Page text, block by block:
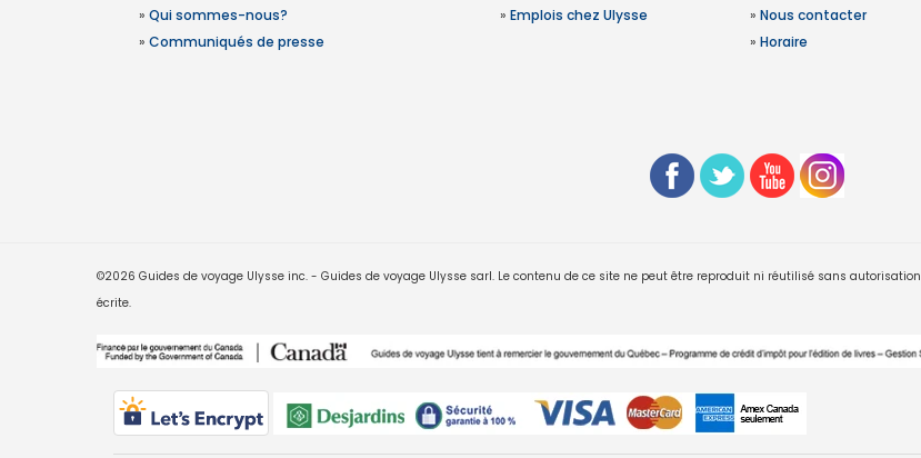
» Qui sommes-nous?
» Communiqués de presse
» Emplois chez Ulysse
» Nous contacter
» Horaire
©2026 Guides de voyage Ulysse inc. - Guides de voyage Ulysse sarl. Le contenu de ce site ne peut être reproduit ni réutilisé sans autorisation
écrite.